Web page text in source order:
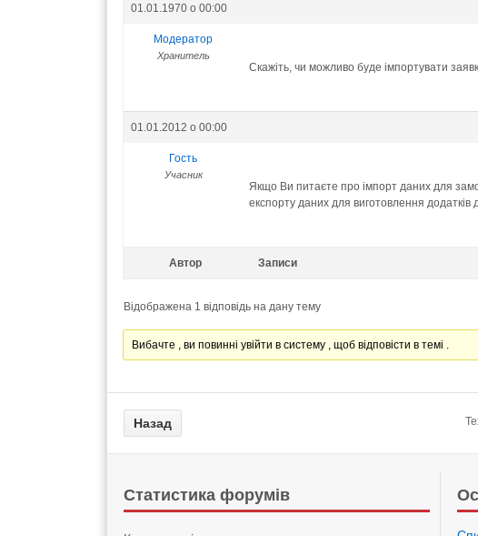
01.01.1970 о 00:00
Модератор
Хранитель
Скажіть, чи можливо буде імпортувати
01.01.2012 о 00:00
Гость
Учасник
Якщо Ви питаєте про імпорт даних для
експорту даних для виготовлення
Автор Записи
Відображена 1 відповідь на дану тему
Вибачте , ви повинні увійти в систему , щоб відповісти в темі .
Статистика форумів